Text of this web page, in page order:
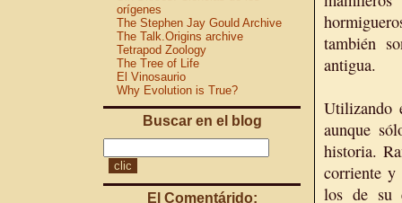
orígenes
The Stephen Jay Gould Archive
The Talk.Origins archive
Tetrapod Zoology
The Tree of Life
El Vinosaurio
Why Evolution is True?
Buscar en el blog
El Comentárido:
también
antigua.
Utilizando
aunque
historia.
corriente y
los de su